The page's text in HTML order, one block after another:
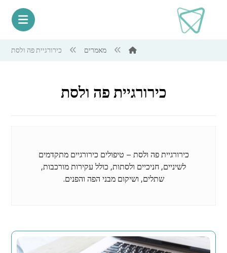
מאמרים כירורגיית פה ולסת
כירורגיית פה ולסת
כירורגיית פה ולסת – טיפולים כירורגיים מתקדמים
לשיניים, חניכיים ולסתות, כולל עקירות מורכבות,
שתלים, ושיקום מבני הפה והפנים.